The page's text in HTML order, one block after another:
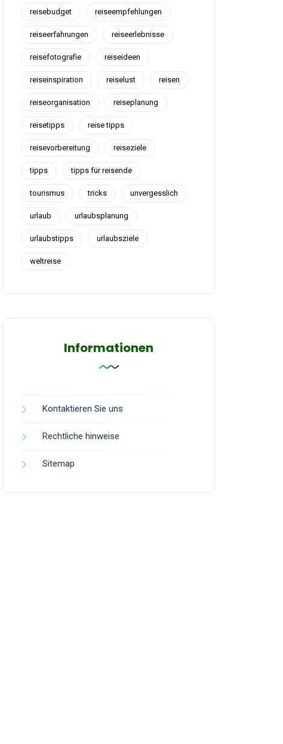
reisebudget reiseempfehlungen
reiseerfahrungen reiseerlebnisse
reisefotografie reiseideen
reiseinspiration reiselust reisen
reiseorganisation reiseplanung
reisetipps reise tipps
reisevorbereitung reiseziele
tipps tipps für reisende
tourismus tricks unvergesslich
urlaub urlaubsplanung
urlaubstipps urlaubsziele
weltreise
Informationen
Kontaktieren Sie uns
Rechtliche hinweise
Sitemap